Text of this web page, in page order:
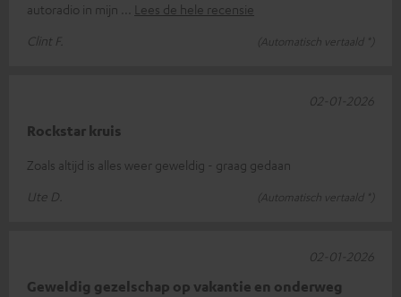
autoradio in mijn
Lees de hele recensie
Clint F.
(Automatisch vertaald *)
Rockstar kruis
Zoals altijd is alles weer geweldig - graag gedaan
Ute D.
(Automatisch vertaald *)
02-01-2026
Geweldig gezelschap op vakantie en onderweg
02-01-2026